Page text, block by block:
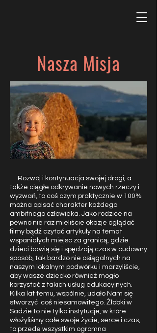
Nasza Misja
Rozwój i kontynuacja swojej drogi, a
także ciągłe odkrywanie nowych rzeczy i
wyzwań, to coś czym praktycznie w 100%
można opisać charakter każdego
ambitnego człowieka. Jako rodzice na
pewno nie raz mieliście okazje oglądać
filmy bądź czytać artykuły na temat
wspaniałych miejsc za granicą, gdzie
dzieci bawią się i spędzają czas w cudowny
sposób, tak bardzo nie osiągalnych na
naszym lokalnym podwórku i marzyliście,
aby wasze dziecko również mogło
korzystać z takich usług edukacyjnych.
Kilka lat temu, wspólnie, udało Nam się
stworzyć coś niesamowitego. Żłobki w
Sadzie to nie tylko instytucje, w które
włożyliśmy całe swoje życie, serce i czas,
to przede wszystkim ogromna